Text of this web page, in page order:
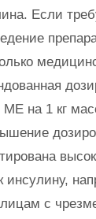
Если
МЕ на 1 кг
инсулину,
с